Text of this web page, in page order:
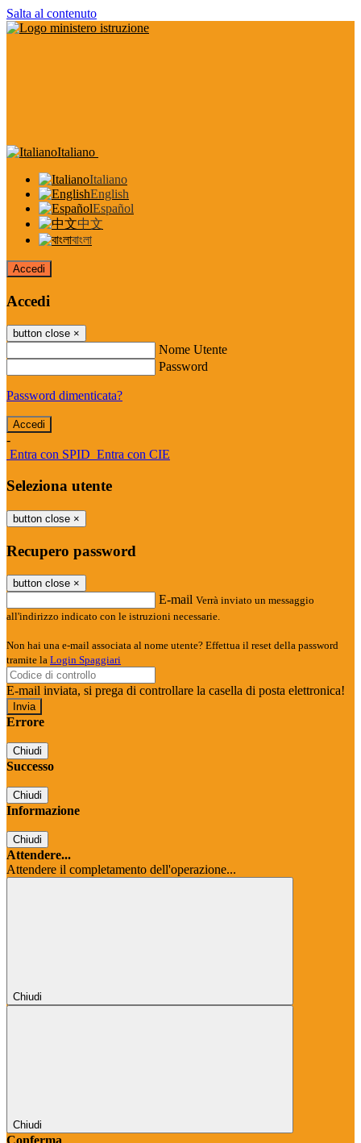
Salta al contenuto
Italiano
Italiano
English
Español
中文
বাংলা
Accedi
Accedi
button close ×
Nome Utente
Password
Password dimenticata?
-
Entra con SPID Entra con CIE
Seleziona utente
button close ×
Recupero password
button close ×
E-mail Verrà inviato un messaggio
all'indirizzo indicato con le istruzioni necessarie.
Non hai una e-mail associata al nome utente? Effettua il reset della password
tramite la Login Spaggiari
E-mail inviata, si prega di controllare la casella di posta elettronica!
Errore
Chiudi
Successo
Chiudi
Informazione
Chiudi
Attendere...
Attendere il completamento dell'operazione...
Chiudi
Chiudi